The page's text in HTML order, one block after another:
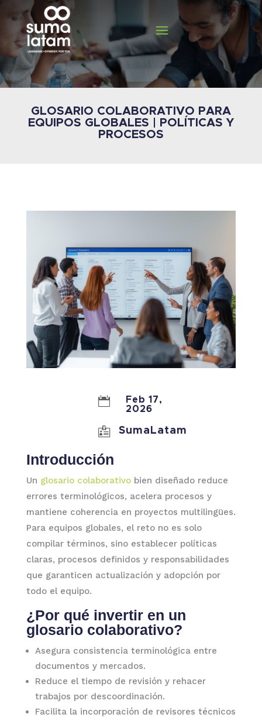
GLOSARIO COLABORATIVO PARA
EQUIPOS GLOBALES | POLÍTICAS Y
PROCESOS

Feb 17,
2026
 SumaLatam
Introducción
Un glosario colaborativobien diseñado reduce
errores terminológicos, acelera procesos y
mantiene coherencia en proyectos multilingües.
Para equipos globales, el reto no es solo
compilar términos, sino establecer políticas
claras, procesos definidos y responsabilidades
que garanticen actualización y adopción por
todo el equipo.
¿Por qué invertir en un
glosario colaborativo?
Asegura consistencia terminológica entre
documentos y mercados.
Reduce el tiempo de revisión y rehacer
trabajos por descoordinación.
Facilita la incorporación de revisores técnicos